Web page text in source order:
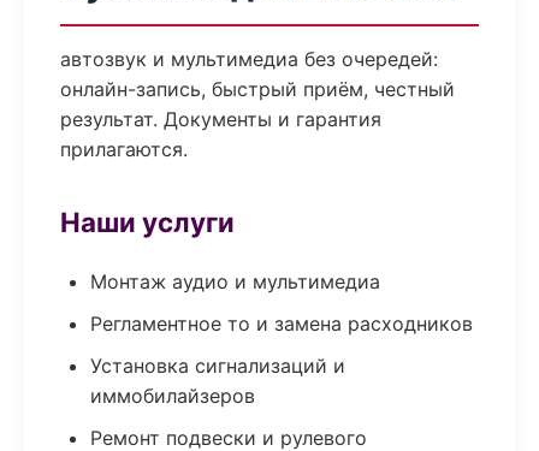
автозвук и мультимедиа без очередей:
онлайн-запись, быстрый приём, честный
результат. Документы и гарантия
прилагаются.
Наши услуги
Монтаж аудио и мультимедиа
Регламентное то и замена расходников
Установка сигнализаций и
иммобилайзеров
Ремонт подвески и рулевого